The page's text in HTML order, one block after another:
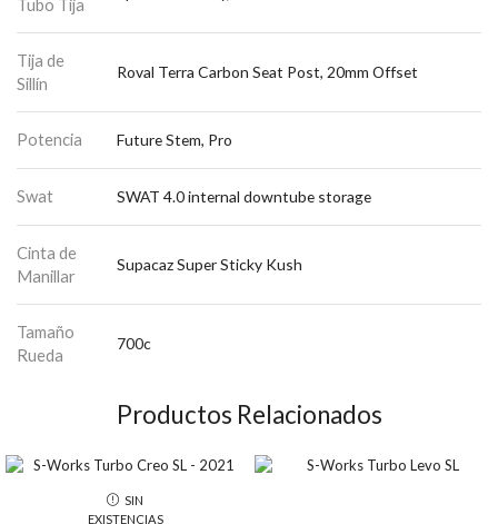
Tubo Tija
Tija de
Sillín
Roval Terra Carbon Seat Post, 20mm Offset
Potencia Future Stem, Pro
Swat SWAT 4.0 internal downtube storage
Cinta de
Manillar
Supacaz Super Sticky Kush
Tamaño
Rueda
700c
Productos Relacionados
SIN
EXISTENCIAS